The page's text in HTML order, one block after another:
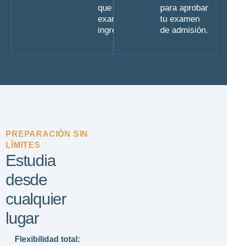
que será tu
examen de
ingreso.
para aprobar
tu examen
de admisión.
PREPARACIÓN SIN
LÍMITES
Estudia
desde
cualquier
lugar
Flexibilidad total: